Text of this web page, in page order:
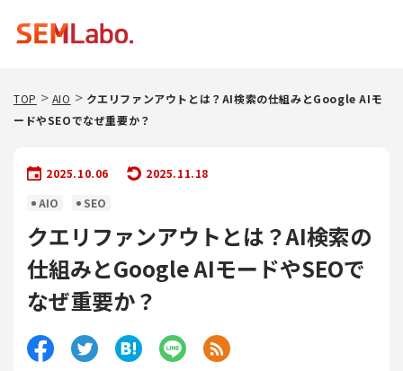
TOP AIO
クエリファンアウトとは？AI検索の仕組みとGoogle AIモ
ードやSEOでなぜ重要か？
2025.10.06
2025.11.18
AIO
SEO
クエリファンアウトとは？AI検索の
仕組みとGoogle AIモードやSEOで
なぜ重要か？